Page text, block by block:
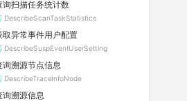
询扫描任务统计数
DescribeScanTaskStatistics
取异常事件用户配置
DescribeSuspEventUserSetting
询溯源节点信息
DescribeTraceInfoNode
询溯源信息